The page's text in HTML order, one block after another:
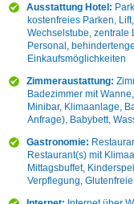
Ausstattung Hotel:
kostenfreies Parken,
Wechselstube, zentrale
Personal,
Einkaufsmöglichkeiten
Zimmeraustattung:
Badezimmer mit
Minibar, Klimaanlage,
Anfrage), Babybett,
Gastronomie:
Restaurant(s) mit
Mittagsbuffet,
Verpflegung,